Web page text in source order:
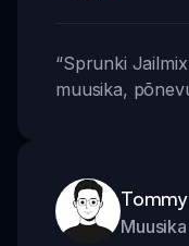
“Sprunki
muusika,